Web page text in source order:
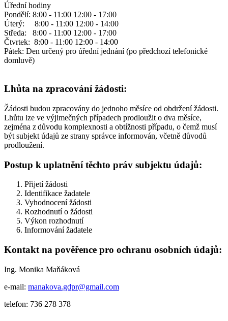
Úřední hodiny
Pondělí: 8:00 - 11:00 12:00 - 17:00
Úterý: 8:00 - 11:00 12:00 - 14:00
Středa: 8:00 - 11:00 12:00 - 17:00
Čtvrtek: 8:00 - 11:00 12:00 - 14:00
Pátek: Den určený pro úřední jednání (po předchozí telefonické
domluvě)
Lhůta na zpracování žádosti:
Žádosti budou zpracovány do jednoho měsíce od obdržení žádosti.
Lhůtu lze ve výjimečných případech prodloužit o dva měsíce,
zejména z důvodu komplexnosti a obtížnosti případu, o čemž musí
být subjekt údajů ze strany správce informován, včetně důvodů
prodloužení.
Postup k uplatnění těchto práv subjektu údajů:
Přijetí žádosti
Identifikace žadatele
Vyhodnocení žádosti
Rozhodnutí o žádosti
Výkon rozhodnutí
Informování žadatele
Kontakt na pověřence pro ochranu osobních údajů:
Ing. Monika Maňáková
e-mail: manakova.gdpr@gmail.com
telefon: 736 278 378